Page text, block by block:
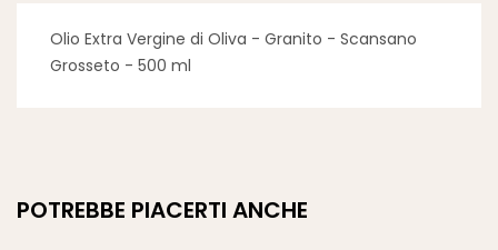
Olio Extra Vergine di Oliva - Granito - Scansano
Grosseto - 500 ml
POTREBBE PIACERTI ANCHE